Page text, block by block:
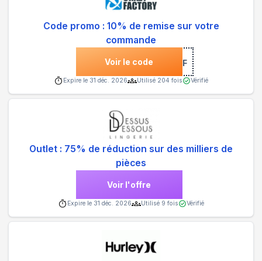
Code promo : 10% de remise sur votre
commande
Voir le code
***COMETOCF
Expire le 31 déc. 2026 Utilisé 204 fois Vérifié
Outlet : 75% de réduction sur des milliers de
pièces
Voir l'offre
Expire le 31 déc. 2026 Utilisé 9 fois Vérifié